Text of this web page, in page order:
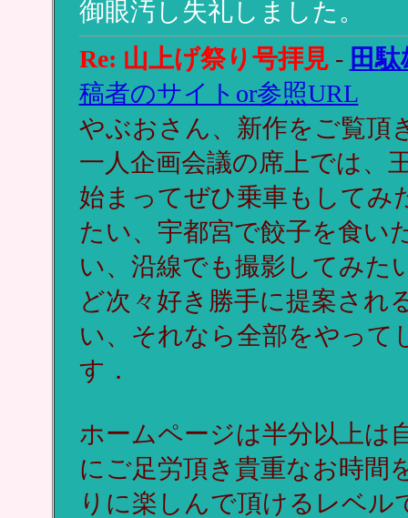
御眼汚し失礼しました。
Re: 山上げ祭り号拝見- 田
稿者のサイトor参照URL
やぶおさん、新作をご覧頂
一人企画会議の席上では、
始まってぜひ乗車もしてみ
たい、宇都宮で餃子を食い
い、沿線でも撮影してみた
ど次々好き勝手に提案され
い、それなら全部をやって
す．
ホームページは半分以上は
にご足労頂き貴重なお時間
りに楽しんで頂けるレベ